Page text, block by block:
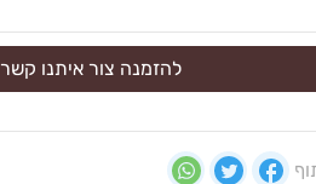
להזמנה צור איתנו קשר